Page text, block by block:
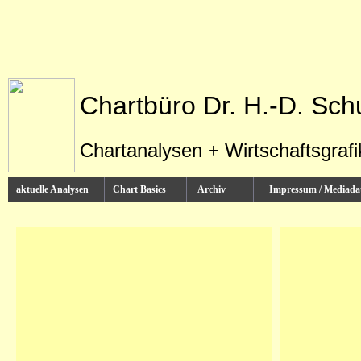
Chartbüro Dr. H.-D.
Chartanalysen +
aktuelle Analysen Chart Basics Archiv Impressum /